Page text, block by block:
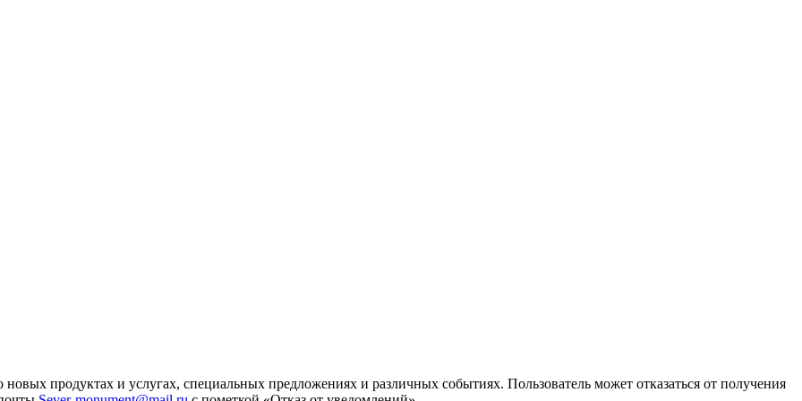
продуктах и услугах, специальных предложениях и различных событиях. Пользователь может отказаться от получения